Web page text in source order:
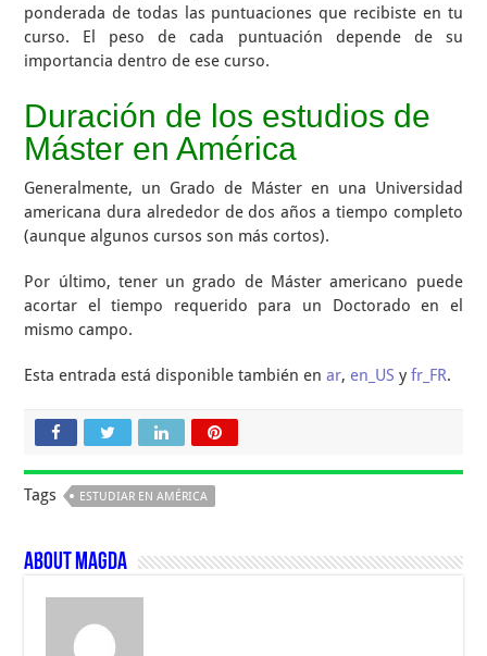
ponderada de todas las puntuaciones que recibiste en tu
curso. El peso de cada puntuación depende de su
importancia dentro de ese curso.
Duración de los estudios de
Máster en América
Generalmente, un Grado de Máster en una Universidad
americana dura alrededor de dos años a tiempo completo
(aunque algunos cursos son más cortos).
Por último, tener un grado de Máster americano puede
acortar el tiempo requerido para un Doctorado en el
mismo campo.
Esta entrada está disponible también enar, en_US yfr_FR.
Tags ESTUDIAR EN AMÉRICA
About Magda